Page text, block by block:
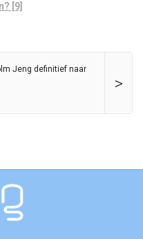
[9]
>
Jeng definitief naar